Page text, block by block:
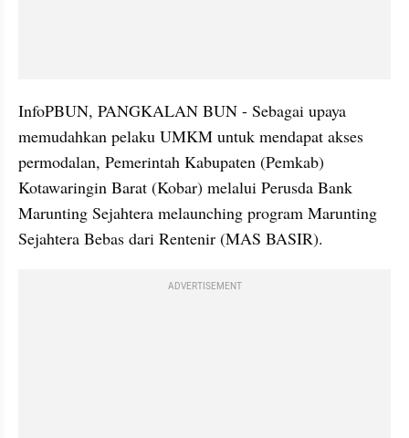
InfoPBUN, PANGKALAN BUN - Sebagai upaya
memudahkan pelaku UMKM untuk mendapat akses
permodalan, Pemerintah Kabupaten (Pemkab)
Kotawaringin Barat (Kobar) melalui Perusda Bank
Marunting Sejahtera melaunching program Marunting
Sejahtera Bebas dari Rentenir (MAS BASIR).
ADVERTISEMENT